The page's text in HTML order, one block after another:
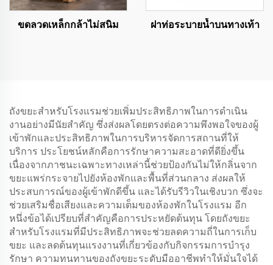
ขดลวดเหล็กกล้าไม่สนิม ฝาท่อระบายน้ำบนทางเท้า
ถังขยะสำหรับโรงแรมช่วยเพิ่มประสิทธิภาพในการดำเนิน
งานอย่างมีนัยสำคัญ ซึ่งส่งผลโดยตรงต่อความพึงพอใจของผู้
เข้าพักและประสิทธิภาพในการบริหารจัดการสถานที่ให้
บริการ ประโยชน์หลักคือการรักษาความสะอาดที่ดียิ่งขึ้น
เนื่องจากภาชนะเฉพาะทางเหล่านี้ช่วยป้องกันไม่ให้กลิ่นจาก
ขยะแพร่กระจายไปยังห้องพักและพื้นที่ส่วนกลาง ส่งผลให้
ประสบการณ์ของผู้เข้าพักดีขึ้น และได้รับรีวิวในเชิงบวก ซึ่งจะ
ช่วยเสริมชื่อเสียงและความเต็มของห้องพักในโรงแรม อีก
หนึ่งข้อได้เปรียบที่สำคัญคือการประหยัดต้นทุน โดยถังขยะ
สำหรับโรงแรมที่มีประสิทธิภาพจะช่วยลดความถี่ในการเก็บ
ขยะ และลดต้นทุนแรงงานที่เกี่ยวข้องกับกิจกรรมการบำรุง
รักษา ความทนทานของถังขยะระดับมืออาชีพทำให้มั่นใจได้